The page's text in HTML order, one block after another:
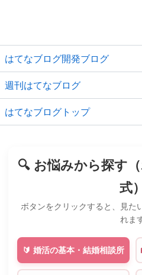
はてなブログ開発ブログ
週刊はてなブログ
はてなブログトップ
🔍 お悩みから探す
式）
ボタンをクリックすると、見た
れま
🔰 婚活の基本・結婚相談所